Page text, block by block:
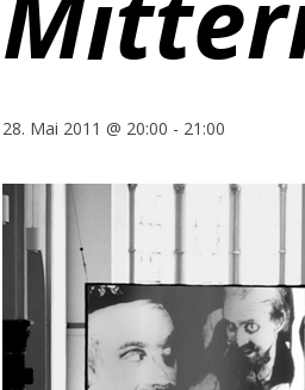
28. Mai 2011 @ 20:00 - 21:00